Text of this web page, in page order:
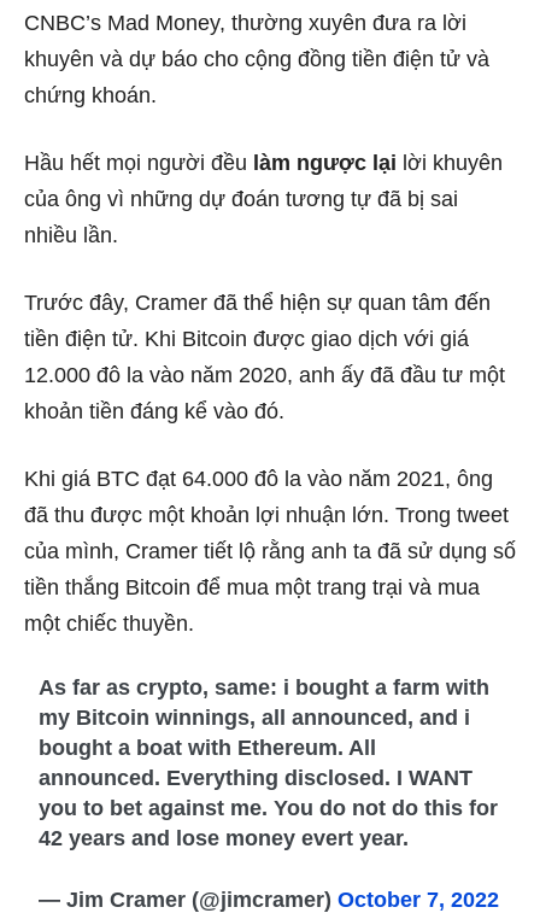
CNBC’s Mad Money, thường xuyên đưa ra lời
khuyên và dự báo cho cộng đồng tiền điện tử và
chứng khoán.
Hầu hết mọi người đều làm ngược lại lời khuyên
của ông vì những dự đoán tương tự đã bị sai
nhiều lần.
Trước đây, Cramer đã thể hiện sự quan tâm đến
tiền điện tử. Khi Bitcoin được giao dịch với giá
12.000 đô la vào năm 2020, anh ấy đã đầu tư một
khoản tiền đáng kể vào đó.
Khi giá BTC đạt 64.000 đô la vào năm 2021, ông
đã thu được một khoản lợi nhuận lớn. Trong tweet
của mình, Cramer tiết lộ rằng anh ta đã sử dụng số
tiền thắng Bitcoin để mua một trang trại và mua
một chiếc thuyền.
As far as crypto, same: i bought a farm with
my Bitcoin winnings, all announced, and i
bought a boat with Ethereum. All
announced. Everything disclosed. I WANT
you to bet against me. You do not do this for
42 years and lose money evert year.
— Jim Cramer (@jimcramer)October 7, 2022